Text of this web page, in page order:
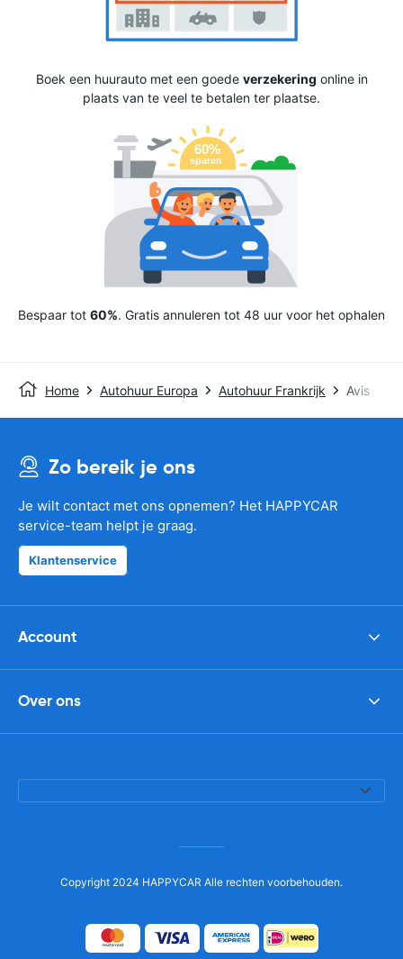
Boek een huurauto met een goede verzekering online in
plaats van te veel te betalen ter plaatse.
Bespaar tot 60%. Gratis annuleren tot 48 uur voor het ophalen
Home Autohuur Europa Autohuur Frankrijk Avis
Zo bereik je ons
Je wilt contact met ons opnemen? Het HAPPYCAR
service-team helpt je graag.
Klantenservice
Account
Over ons
Copyright 2024 HAPPYCAR Alle rechten voorbehouden.